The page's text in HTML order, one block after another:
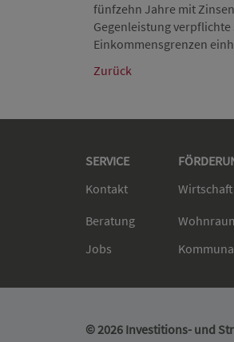
fünfzehn Jahre mit
Gegenleistung
Einkommensgrenzen
Zurück
SERVICE
Kontakt
Wirtschaft
Beratung
Jobs
© 2026 Investitions- und